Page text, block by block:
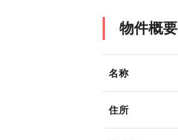
物件概要
名称
住所